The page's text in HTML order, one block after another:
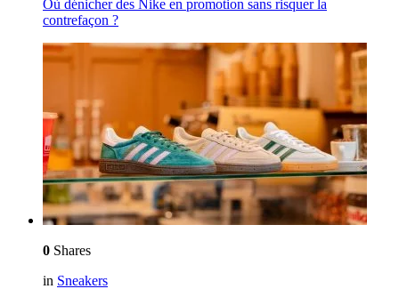
Où dénicher des Nike en promotion sans risquer la
contrefaçon ?
0 Shares
in Sneakers